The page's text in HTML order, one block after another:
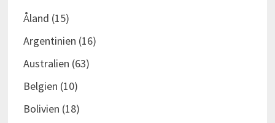
Åland (15)
Argentinien (16)
Australien (63)
Belgien (10)
Bolivien (18)